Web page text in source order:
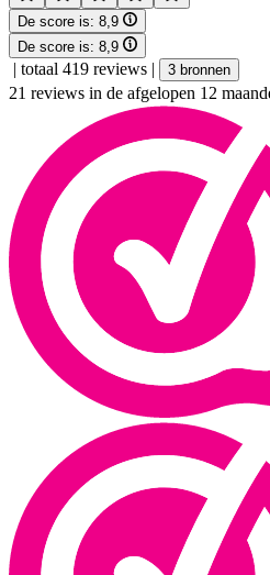
De score is: 8,9
De score is: 8,9
| totaal 419 reviews | 3 bronnen
21 reviews in de afgelopen 12